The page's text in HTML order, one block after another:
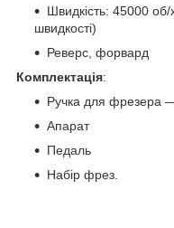
Швидкість: 45000
швидкості)
Реверс, форвард
Комплектація:
Ручка для фрезера
Апарат
Педаль
Набір фрез.